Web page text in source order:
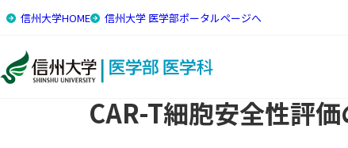
信州大学HOME 信州大学 医学部ポータルページへ
トップ 研究・トピックス CAR-T細胞安全性評価のた
CAR-T細胞安全性評